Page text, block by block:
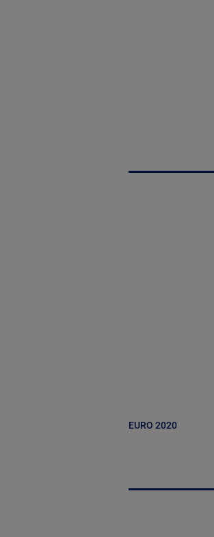
EURO 2020